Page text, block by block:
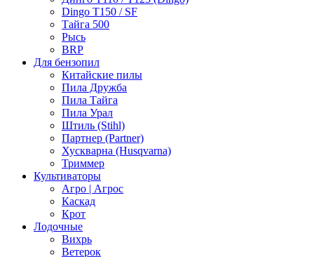
Dingo T150 / SF
Тайга 500
Рысь
BRP
Для бензопил
Китайские пилы
Пила Дружба
Пила Тайга
Пила Урал
Штиль (Stihl)
Партнер (Partner)
Хускварна (Husqvarna)
Триммер
Культиваторы
Агро | Агрос
Каскад
Крот
Лодочные
Вихрь
Ветерок